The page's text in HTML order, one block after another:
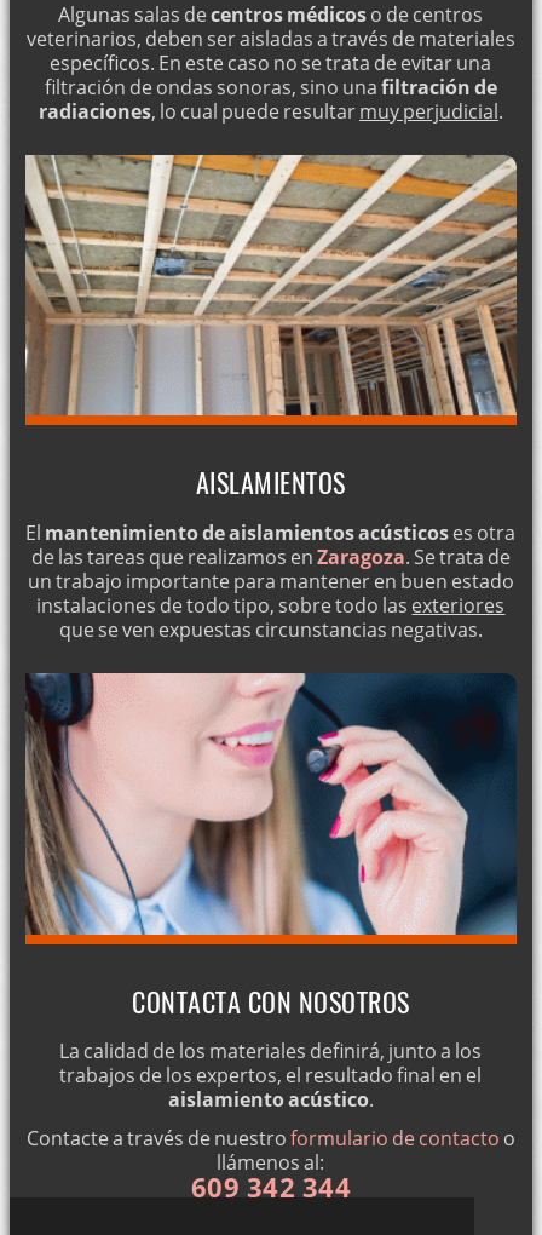
Algunas salas decentros médicoso de centros
veterinarios, deben ser aisladas a través de materiales
específicos. En este caso no se trata de evitar una
filtración de ondas sonoras, sino unafiltración de
radiaciones, lo cual puede resultarmuy perjudicial.
AISLAMIENTOS
El mantenimiento de aislamientos acústicoses otra
de las tareas que realizamos enZaragoza. Se trata de
un trabajo importante para mantener en buen estado
instalaciones de todo tipo, sobre todo las exteriores
que se ven expuestas circunstancias negativas.
CONTACTA CON NOSOTROS
La calidad de los materiales definirá, junto a los
trabajos de los expertos, el resultado final en el
aislamiento acústico.
Contacte a través de nuestroformulario de contacto o
llámenos al:
609 342 344